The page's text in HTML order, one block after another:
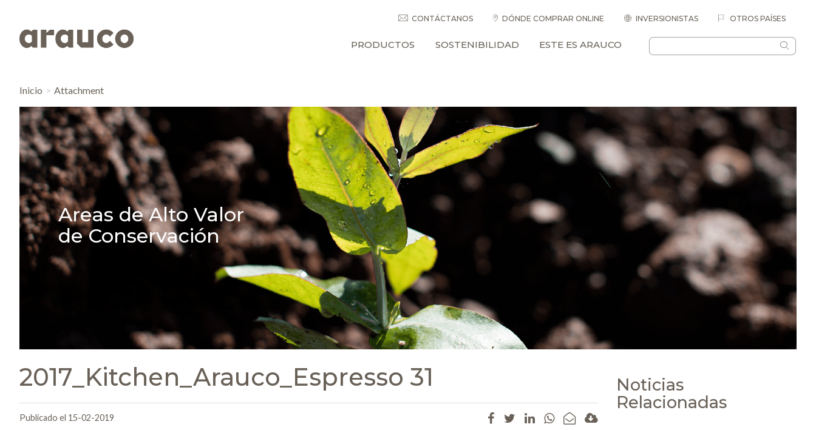
CONTÁCTANOS DÓNDE COMPRAR ONLINE INVERSIONISTAS OTROS PAÍSES
PRODUCTOS SOSTENIBILIDAD ESTE ES ARAUCO
Inicio Attachment
Areas de Alto Valor
de Conservación
2017_Kitchen_Arauco_Espresso 31
Publicado el 15-02-2019
Noticias
Relacionadas